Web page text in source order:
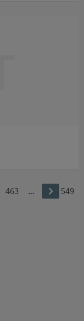
463 ... 549